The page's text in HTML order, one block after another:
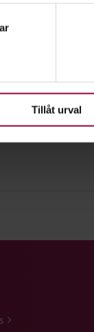
och ställ
förklaringen.
vi
Tillåt urval